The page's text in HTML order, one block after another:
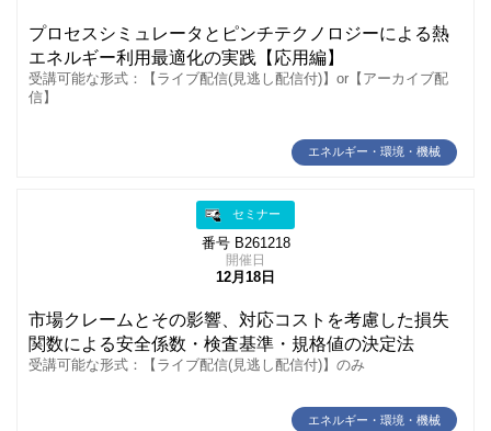
プロセスシミュレータとピンチテクノロジーによる熱
エネルギー利用最適化の実践【応用編】
受講可能な形式：【ライブ配信(見逃し配信付)】or【アーカイブ配
信】
エネルギー・環境・機械
セミナー
番号 B261218
開催日
12月18日
市場クレームとその影響、対応コストを考慮した損失
関数による安全係数・検査基準・規格値の決定法
受講可能な形式：【ライブ配信(見逃し配信付)】のみ
エネルギー・環境・機械